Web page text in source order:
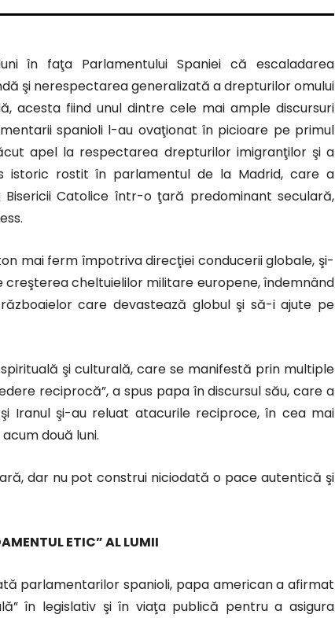
în faţa Parlamentului Spaniei că escaladarea
şi nerespectarea generalizată a drepturilor omului
acesta fiind unul dintre cele mai ample discursuri
spanioli l-au ovaţionat în picioare pe primul
apel la respectarea drepturilor imigranţilor şi a
istoric rostit în parlamentul de la Madrid, care a
Catolice într-o ţară predominant seculară,
mai ferm împotriva direcţiei conducerii globale, şi-
cheltuielilor militare europene, îndemnând
care devastează globul şi să-i ajute pe
şi culturală, care se manifestă prin multiple
reciprocă”, a spus papa în discursul său, care a
Iranul şi-au reluat atacurile reciproce, în cea mai
două luni.
dar nu pot construi niciodată o pace autentică şi
ETIC” AL LUMII
parlamentarilor spanioli, papa american a afirmat
în legislativ şi în viaţa publică pentru a asigura